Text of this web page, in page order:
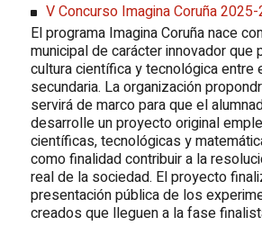
V Concurso Imagina Coruña
El programa Imagina Coruña nace
municipal de carácter innovador que
cultura científica y tecnológica entre
secundaria. La organización
servirá de marco para que el
desarrolle un proyecto original
científicas, tecnológicas y
como finalidad contribuir a la
real de la sociedad. El proyecto
presentación pública de los
creados que lleguen a la fase